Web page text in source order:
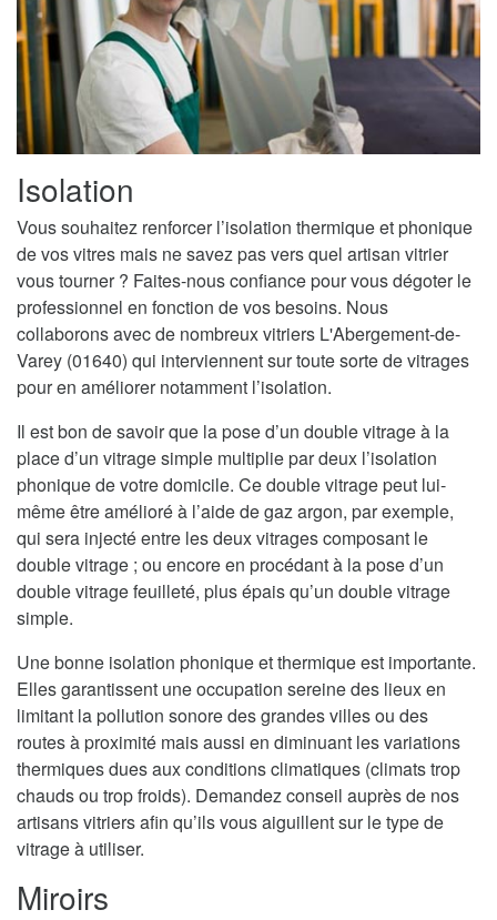
Isolation
Vous souhaitez renforcer l’isolation thermique et phonique
de vos vitres mais ne savez pas vers quel artisan vitrier
vous tourner ? Faites-nous confiance pour vous dégoter le
professionnel en fonction de vos besoins. Nous
collaborons avec de nombreux vitriers L'Abergement-de-
Varey (01640) qui interviennent sur toute sorte de vitrages
pour en améliorer notamment l’isolation.
Il est bon de savoir que la pose d’un double vitrage à la
place d’un vitrage simple multiplie par deux l’isolation
phonique de votre domicile. Ce double vitrage peut lui-
même être amélioré à l’aide de gaz argon, par exemple,
qui sera injecté entre les deux vitrages composant le
double vitrage ; ou encore en procédant à la pose d’un
double vitrage feuilleté, plus épais qu’un double vitrage
simple.
Une bonne isolation phonique et thermique est importante.
Elles garantissent une occupation sereine des lieux en
limitant la pollution sonore des grandes villes ou des
routes à proximité mais aussi en diminuant les variations
thermiques dues aux conditions climatiques (climats trop
chauds ou trop froids). Demandez conseil auprès de nos
artisans vitriers afin qu’ils vous aiguillent sur le type de
vitrage à utiliser.
Miroirs